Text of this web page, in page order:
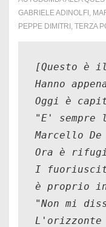
GABRIELE ADINOLFI ,
PEPPE DIMITRI , TERZA
[Questo è
Hanno
Oggi è
"E'
Marcello
Ora è
I
è proprio
"Non mi